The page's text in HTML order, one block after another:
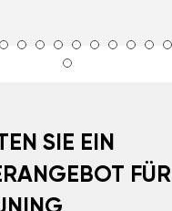
SIE EIN
FÜR